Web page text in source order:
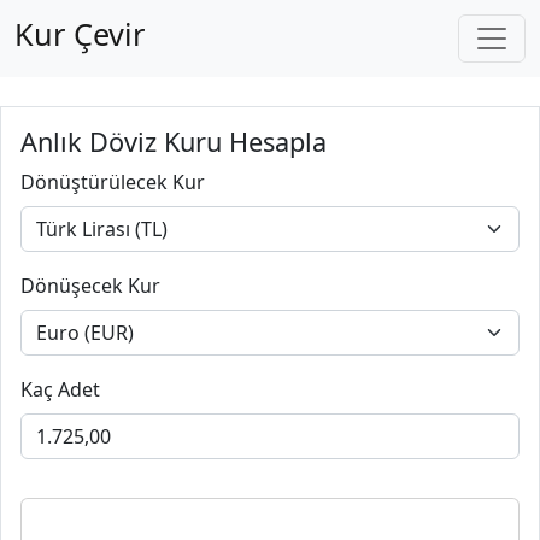
Kur Çevir
Anlık Döviz Kuru Hesapla
Dönüştürülecek Kur
Dönüşecek Kur
Kaç Adet